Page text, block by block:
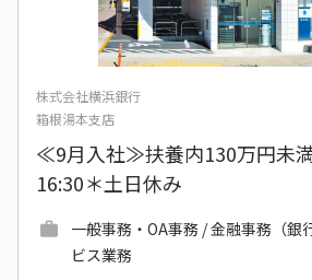
株式会社横浜銀行
箱根湯本支店
≪9月入社≫扶養内130万円未
16:30＊土日休み
一般事務・OA事務 / 金融事務（銀
ビス業務